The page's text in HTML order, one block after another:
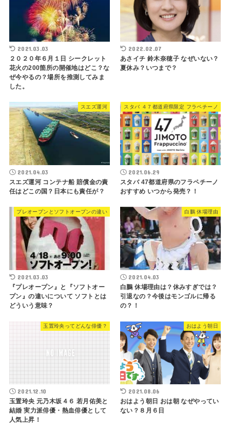
2021.03.03
２０２０年６月１日 シークレット
花火の200箇所の開催地はどこ？な
ぜ今やるの？場所を推測してみま
した。
2022.02.07
あさイチ 鈴木奈穂子 なぜいない？
夏休み？いつまで？
スエズ運河
2021.04.03
スエズ運河 コンテナ船 賠償金の責
任はどこの国？日本にも責任が？
スタバ ４７都道府県限定 フラペチーノ
2021.06.29
スタバ 47都道府県のフラペチーノ
おすすめ いつから発売？！
プレオープンとソフトオープンの違い
2021.03.03
『プレオープン』と『ソフトオー
プン』の違いについて ソフトとは
どういう意味？
白鵬 休場理由
2021.04.03
白鵬 休場理由は？休みすぎでは？
引退なの？今後はモンゴルに帰る
の？！
玉置玲央ってどんな俳優？
2021.12.10
玉置玲央 元乃木坂４６ 若月佑美と
結婚 実力派俳優・熱血俳優として
人気上昇！
おはよう朝日
2021.08.06
おはよう朝日 おは朝 なぜやってい
ない？８月６日